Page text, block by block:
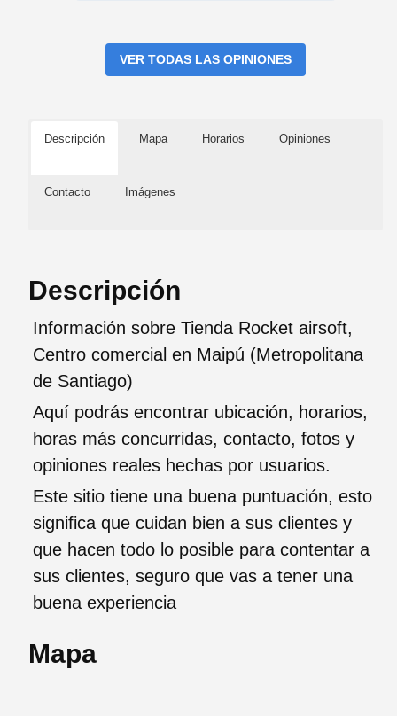
VER TODAS LAS OPINIONES
Descripción Mapa Horarios Opiniones
Contacto Imágenes
Descripción
Información sobre Tienda Rocket airsoft,
Centro comercial en Maipú (Metropolitana
de Santiago)
Aquí podrás encontrar ubicación, horarios,
horas más concurridas, contacto, fotos y
opiniones reales hechas por usuarios.
Este sitio tiene una buena puntuación, esto
significa que cuidan bien a sus clientes y
que hacen todo lo posible para contentar a
sus clientes, seguro que vas a tener una
buena experiencia
Mapa